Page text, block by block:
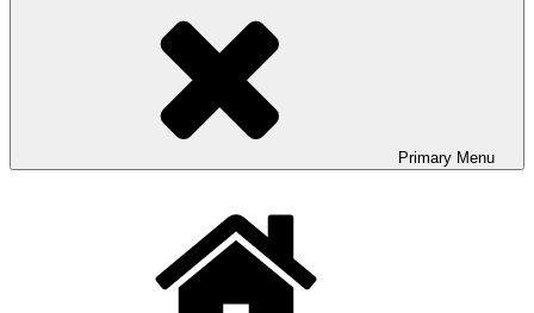
Primary Menu